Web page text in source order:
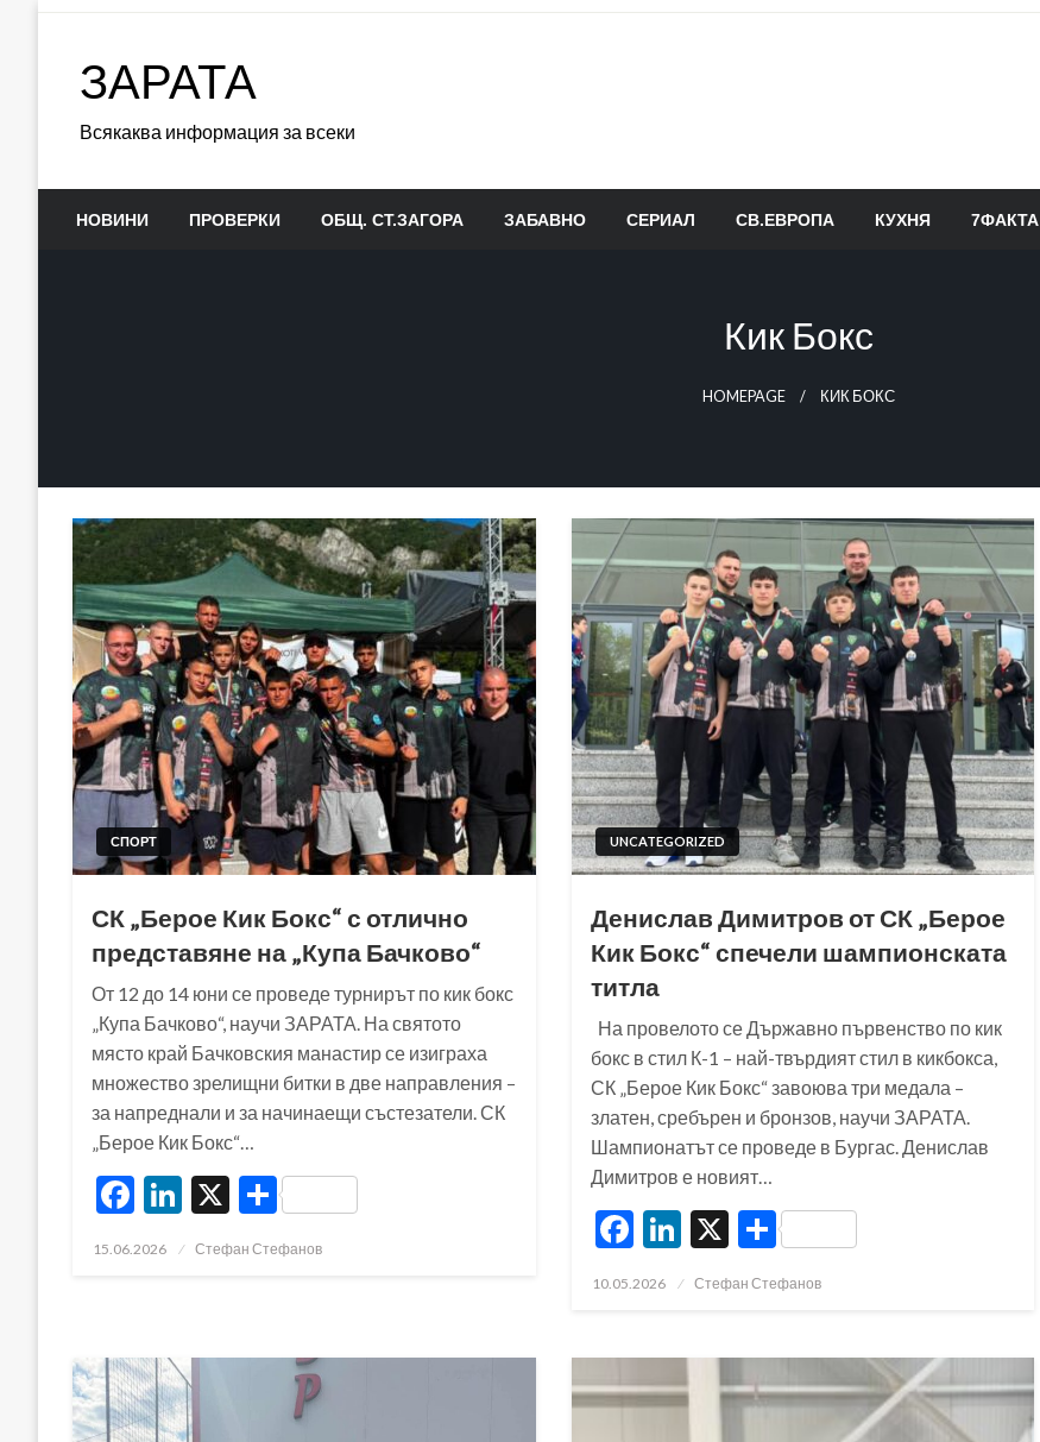
ЗАРАТА
Всякаква информация за всеки
НОВИНИ ПРОВЕРКИ ОБЩ. СТ.ЗАГОРА ЗАБАВНО СЕРИАЛ СВ.ЕВРОПА КУХНЯ 7ФАКТА
Кик Бокс
HOMEPAGE КИК БОКС
СПОРТ
СК „Берое Кик Бокс“ с отлично
представяне на „Купа Бачково“
От 12 до 14 юни се проведе турнирът по кик бокс
„Купа Бачково“, научи ЗАРАТА. На святото
място край Бачковския манастир се изиграха
множество зрелищни битки в две направления –
за напреднали и за начинаещи състезатели. СК
„Берое Кик Бокс“…
Facebook
LinkedIn
X Share
Posted
15.06.2026 Стефан Стефанов
UNCATEGORIZED
Денислав Димитров от СК „Берое
Кик Бокс“ спечели шампионската
титла
На провелото се Държавно първенство по кик
бокс в стил К-1 – най-твърдият стил в кикбокса,
СК „Берое Кик Бокс“ завоюва три медала –
златен, сребърен и бронзов, научи ЗАРАТА.
Шампионатът се проведе в Бургас. Денислав
Димитров е новият…
Facebook
LinkedIn
X Share
Posted
10.05.2026 Стефан Стефанов